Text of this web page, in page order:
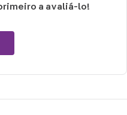
máquina
lavagem de
a avaliá-lo!